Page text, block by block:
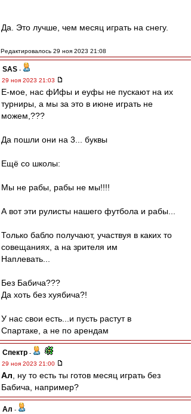
Да. Это лучше, чем месяц играть на снегу.
Редактировалось 29 ноя 2023 21:08
SAS -
29 ноя 2023 21:03
Е-мое, нас фИфы и еуфы не пускают на их
турниры, а мы за это в июне играть не
можем,???
Да пошли они на 3... буквы
Ещё со школы:
Мы не рабы, рабы не мы!!!!
А вот эти рулисты нашего футбола и рабы...
Только бабло получают, участвуя в каких то
совещаниях, а на зрителя им
Наплевать...
Без Бабича???
Да хоть без хуябича?!
У нас свои есть...и пусть растут в
Спартаке, а не по арендам
Спектр -
29 ноя 2023 21:00
Ал , ну то есть ты готов месяц играть без
Бабича, например?
Ал -